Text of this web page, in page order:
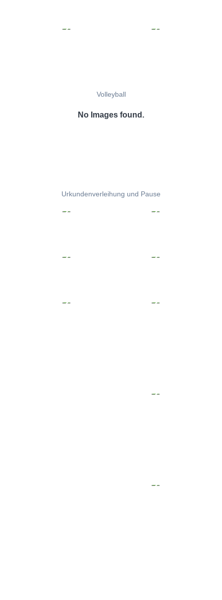
Volleyball
No Images found.
Urkundenverleihung und Pause